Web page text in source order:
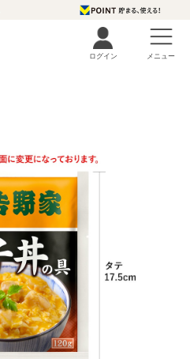
ログイン メニュー